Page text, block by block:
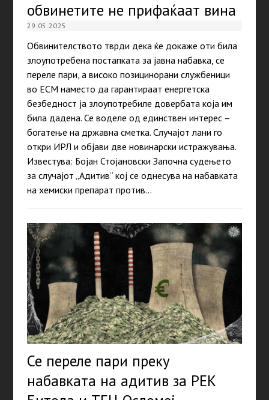
обвинетите не прифаќаат вина
29.05.2025
Обвинителството тврди дека ќе докаже оти била
злоупотребена постапката за јавна набавка, се
переле пари, а високо позицинорани службеници
во ЕСМ наместо да гарантираат енергетска
безбедност ја злоупотребиле довербата која им
била дадена. Се воделе од единствен интерес –
богатење на државна сметка. Случајот лани го
откри ИРЛ и објави две новинарски истражувања.
Известува: Бојан Стојановски Започна судењето
за случајот „Адитив“ кој се однесува на набавката
на хемиски препарат против…
Се переле пари преку
набавката на адитив за РЕК